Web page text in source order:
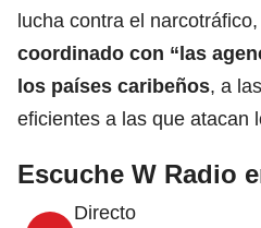
lucha contra el
coordinado con “las
los países caribeños, a
eficientes a las que atacan
Escuche W Radio
Directo